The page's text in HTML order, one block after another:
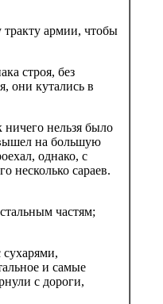
тракту армии, чтобы
строя, без
они кутались в
нельзя было
на большую
однако, с
несколько сараев.
частям;
и самые
с дороги,